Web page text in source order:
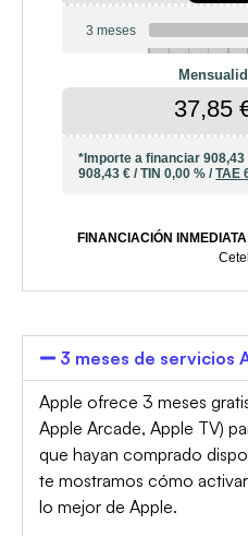
3 meses
37,85
*Importe a financiar908,43
908,43 € /TIN0,00 % /TAE
FINANCIACIÓN INMEDIATA
3 meses de servicios
Apple ofrece 3 meses
Apple Arcade, Apple TV)
que hayan comprado
te mostramos cómo
lo mejor de Apple.